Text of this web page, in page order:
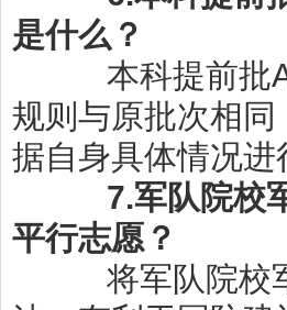
是什么？
本科提前批
规则 与原批次相同
据自身具体情况进
7.军队院校
平行志愿？
将军队院校